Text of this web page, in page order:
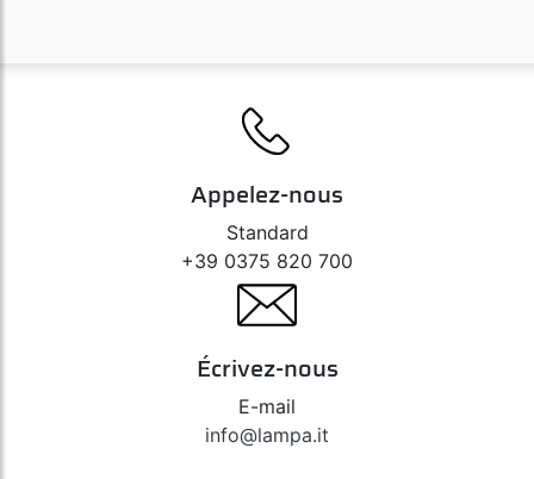
Appelez-nous
Standard
+39 0375 820 700
Écrivez-nous
E-mail
info@lampa.it